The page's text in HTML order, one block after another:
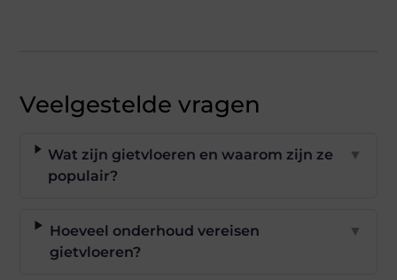
Veelgestelde vragen
Wat zijn gietvloeren en waarom zijn ze
populair?
▼
Hoeveel onderhoud vereisen
gietvloeren?
▼